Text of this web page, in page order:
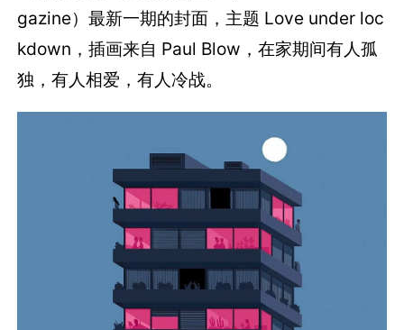
gazine）最新一期的封面，主题 Love under loc
kdown，插画来自 Paul Blow，在家期间有人孤
独，有人相爱，有人冷战。